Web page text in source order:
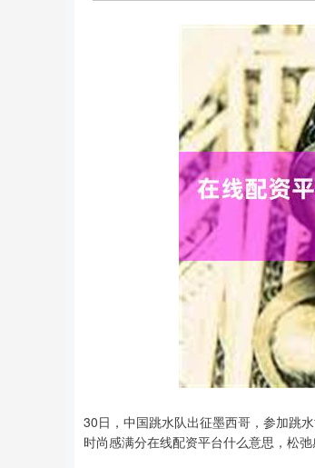
30日，中国跳水队出征墨西哥，参加跳
时尚感满分在线配资平台什么意思，松